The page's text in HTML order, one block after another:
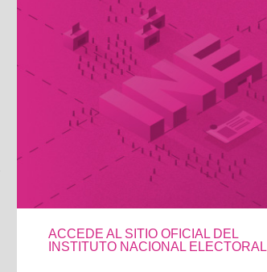
ACCEDE AL SITIO OFICIAL DEL
INSTITUTO NACIONAL ELECTORAL